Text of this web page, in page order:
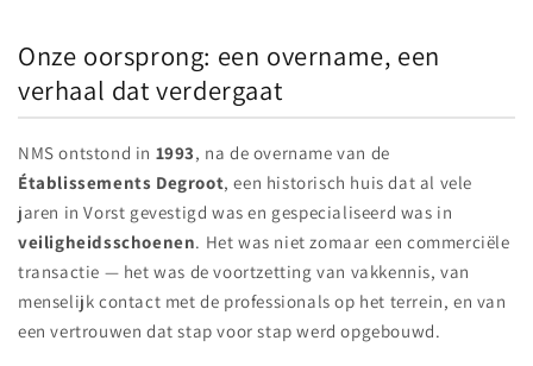
Onze oorsprong: een overname, een
verhaal dat verdergaat
NMS ontstond in 1993, na de overname van de
Établissements Degroot, een historisch huis dat al vele
jaren in Vorst gevestigd was en gespecialiseerd was in
veiligheidsschoenen. Het was niet zomaar een commerciële
transactie — het was de voortzetting van vakkennis, van
menselijk contact met de professionals op het terrein, en van
een vertrouwen dat stap voor stap werd opgebouwd.